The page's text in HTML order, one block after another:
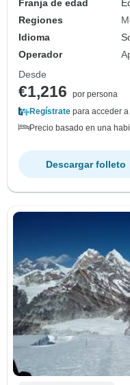
Franja de edad
Regiones
Idioma
Operador
Desde
€1,216
por persona
Regístrate para acceder
Precio basado en una
Descargar folleto